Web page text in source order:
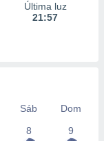
Última luz
21:57
Sáb
Dom
8 9